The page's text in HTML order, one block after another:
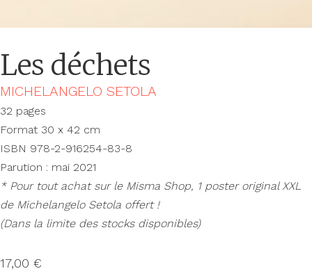
Les déchets
MICHELANGELO SETOLA
32 pages
Format 30 x 42 cm
ISBN 978-2-916254-83-8
Parution : mai 2021
* Pour tout achat sur le Misma Shop, 1 poster original XXL
de Michelangelo Setola offert !
(Dans la limite des stocks disponibles)
17,00 €